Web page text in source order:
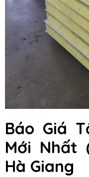
Báo Giá
Mới Nhất
Hà Giang